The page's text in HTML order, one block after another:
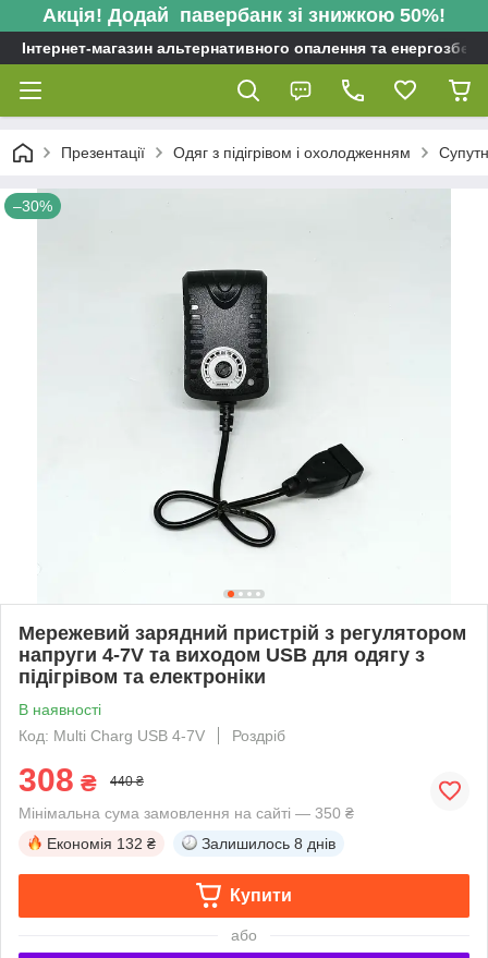
Акція! Додай павербанк зі знижкою 50%!
Інтернет-магазин альтернативного опалення та
Презентації Одяг з підігрівом і охолодженням
–30%
Мережевий зарядний пристрій з регулятором
напруги 4-7V та виходом USB для одягу з
підігрівом та електроніки
В наявності
Код: Multi Сharg USB 4-7V
Роздріб
308 ₴ 440 ₴
Мінімальна сума замовлення на сайті — 350 ₴
Економія 132 ₴ Залишилось 8 днів
Купити
або